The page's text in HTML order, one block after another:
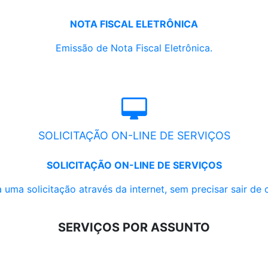
NOTA FISCAL ELETRÔNICA
Emissão de Nota Fiscal Eletrônica.
SOLICITAÇÃO ON-LINE DE SERVIÇOS
SOLICITAÇÃO ON-LINE DE SERVIÇOS
uma solicitação através da internet, sem precisar sair de
SERVIÇOS POR ASSUNTO